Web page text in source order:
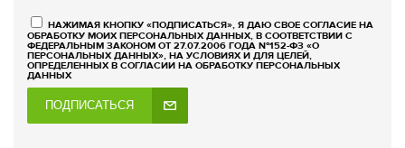
НАЖИМАЯ КНОПКУ «ПОДПИСАТЬСЯ», Я ДАЮ СВОЕ СОГЛАСИЕ НА
ОБРАБОТКУ МОИХ ПЕРСОНАЛЬНЫХ ДАННЫХ, В СООТВЕТСТВИИ С
ФЕДЕРАЛЬНЫМ ЗАКОНОМ ОТ 27.07.2006 ГОДА №152-ФЗ «О
ПЕРСОНАЛЬНЫХ ДАННЫХ», НА УСЛОВИЯХ И ДЛЯ ЦЕЛЕЙ,
ОПРЕДЕЛЕННЫХ В СОГЛАСИИ НА ОБРАБОТКУ ПЕРСОНАЛЬНЫХ
ДАННЫХ
ПОДПИСАТЬСЯ